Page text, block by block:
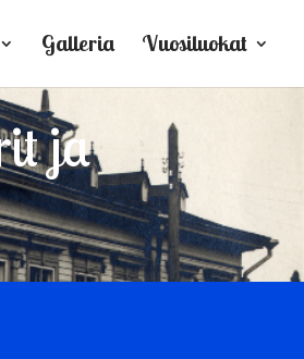
Galleria Vuosiluokat
ja